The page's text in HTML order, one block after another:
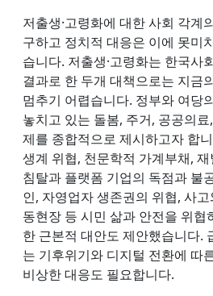
저출생·고령화에 대한 사회 각계
구하고 정치적 대응은 이에 못미
습니다. 저출생·고령화는 한국사
결과로 한 두개 대책으로는 지금
멈추기 어렵습니다. 정부와 여당
놓치고 있는 돌봄, 주거, 공공의
제를 종합적으로 제시하고자 합
생계 위협, 천문학적 가계부채,
침탈과 플랫폼 기업의 독점과 불
인, 자영업자 생존권의 위협, 사
동현장 등 시민 삶과 안전을 위협
한 근본적 대안도 제안했습니다.
는 기후위기와 디지털 전환에 따
비상한 대응도 필요합니다.